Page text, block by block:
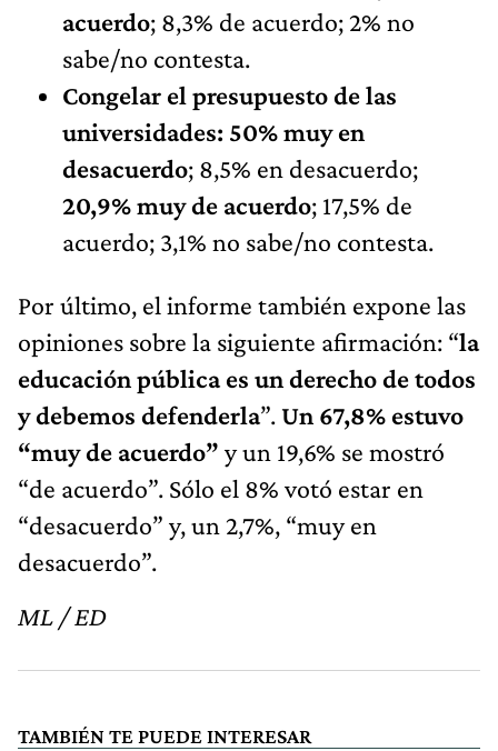
acuerdo; 8,3% de acuerdo; 2% no
sabe/no contesta.
Congelar el presupuesto de las
universidades: 50% muy en
desacuerdo; 8,5% en desacuerdo;
20,9% muy de acuerdo; 17,5% de
acuerdo; 3,1% no sabe/no contesta.
Por último, el informe también expone las
opiniones sobre la siguiente afirmación: “la
educación pública es un derecho de todos
y debemos defenderla”.Un 67,8% estuvo
“muy de acuerdo” y un 19,6% se mostró
“de acuerdo”. Sólo el 8% votó estar en
“desacuerdo” y, un 2,7%, “muy en
desacuerdo”.
ML / ED
TAMBIÉN TE PUEDE INTERESAR